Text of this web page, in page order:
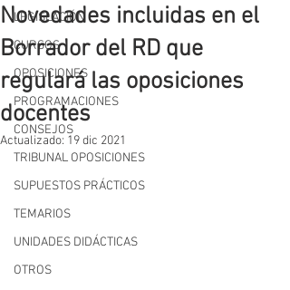
LEGISLACIÓN
CURSOS
OPOSICIONES
PROGRAMACIONES
CONSEJOS
TRIBUNAL OPOSICIONES
SUPUESTOS PRÁCTICOS
TEMARIOS
UNIDADES DIDÁCTICAS
OTROS
Novedades incluidas en el
Borrador del RD que
regulará las oposiciones
docentes
Actualizado: 19 dic 2021